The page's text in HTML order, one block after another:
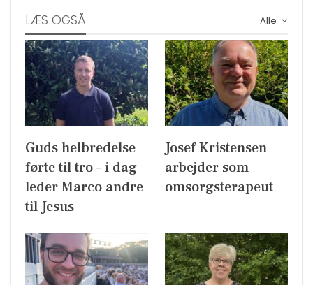
Alle
LÆS OGSÅ
Guds helbredelse
førte til tro – i dag
leder Marco andre
til Jesus
Josef Kristensen
arbejder som
omsorgsterapeut